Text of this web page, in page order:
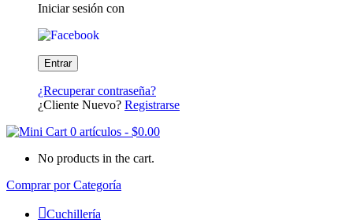
Iniciar sesión con
¿Recuperar contraseña?
¿Cliente Nuevo? Registrarse
0 artículos - $0.00
No products in the cart.
Comprar por Categoría
Cuchillería